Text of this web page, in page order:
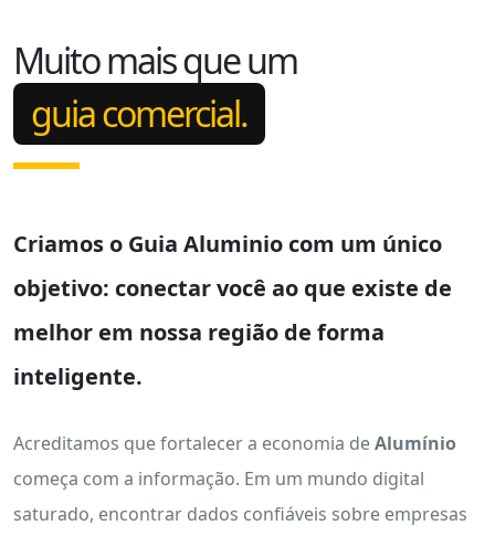
Muito mais que um
guia comercial.
Criamos o Guia Aluminio com um único
objetivo: conectar você ao que existe de
melhor em nossa região de forma
inteligente.
Acreditamos que fortalecer a economia deAlumínio
começa com a informação. Em um mundo digital
saturado, encontrar dados confiáveis sobre empresas